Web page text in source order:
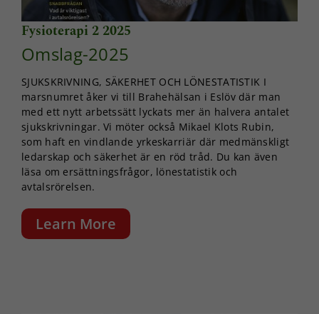
Fysioterapi 2 2025
Omslag-2025
SJUKSKRIVNING, SÄKERHET OCH LÖNESTATISTIK I
marsnumret åker vi till Brahehälsan i Eslöv där man
med ett nytt arbetssätt lyckats mer än halvera antalet
sjukskrivningar. Vi möter också Mikael Klots Rubin,
som haft en vindlande yrkeskarriär där medmänskligt
ledarskap och säkerhet är en röd tråd. Du kan även
läsa om ersättningsfrågor, lönestatistik och
avtalsrörelsen.
Learn More